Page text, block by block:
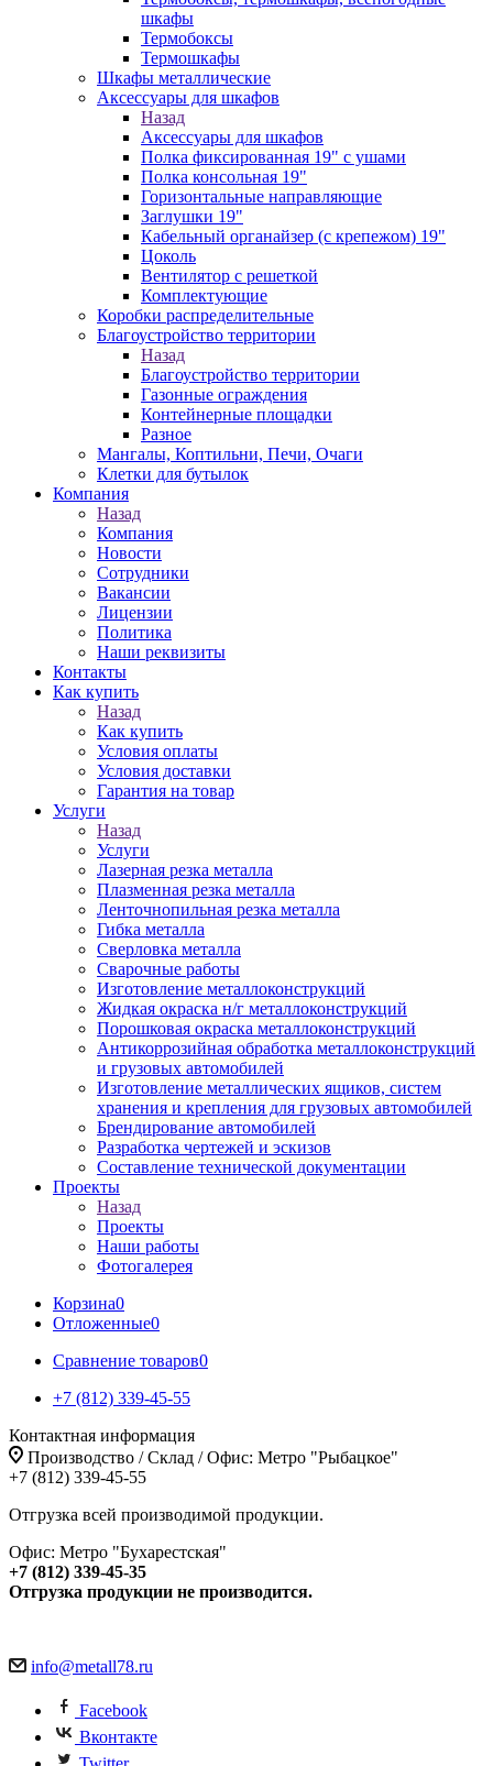
шкафы
Термобоксы
Термошкафы
Шкафы металлические
Аксессуары для шкафов
Назад
Аксессуары для шкафов
Полка фиксированная 19" с ушами
Полка консольная 19"
Горизонтальные направляющие
Заглушки 19"
Кабельный органайзер (с крепежом) 19"
Цоколь
Вентилятор с решеткой
Комплектующие
Коробки распределительные
Благоустройство территории
Назад
Благоустройство территории
Газонные ограждения
Контейнерные площадки
Разное
Мангалы, Коптильни, Печи, Очаги
Клетки для бутылок
Компания
Назад
Компания
Новости
Сотрудники
Вакансии
Лицензии
Политика
Наши реквизиты
Контакты
Как купить
Назад
Как купить
Условия оплаты
Условия доставки
Гарантия на товар
Услуги
Назад
Услуги
Лазерная резка металла
Плазменная резка металла
Ленточнопильная резка металла
Гибка металла
Сверловка металла
Сварочные работы
Изготовление металлоконструкций
Жидкая окраска н/г металлоконструкций
Порошковая окраска металлоконструкций
Антикоррозийная обработка металлоконструкций
и грузовых автомобилей
Изготовление металлических ящиков, систем
хранения и крепления для грузовых автомобилей
Брендирование автомобилей
Разработка чертежей и эскизов
Составление технической документации
Проекты
Назад
Проекты
Наши работы
Фотогалерея
Корзина0
Отложенные0
Сравнение товаров0
+7 (812) 339-45-55
Контактная информация
Производство / Склад / Офис: Метро "Рыбацкое"
+7 (812) 339-45-55
Отгрузка всей производимой продукции.
Офис: Метро "Бухарестская"
+7 (812) 339-45-35
Отгрузка продукции не производится.
info@metall78.ru
Facebook
Вконтакте